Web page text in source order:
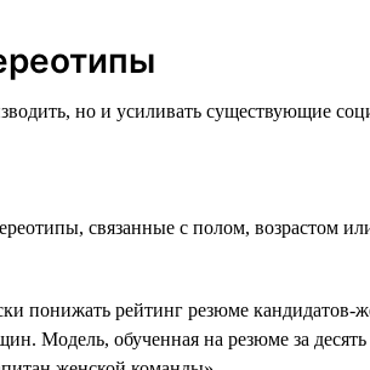
но и усиливать существующие
связанные с полом, возрастом
понижать рейтинг резюме
Модель, обученная на резюме за десять